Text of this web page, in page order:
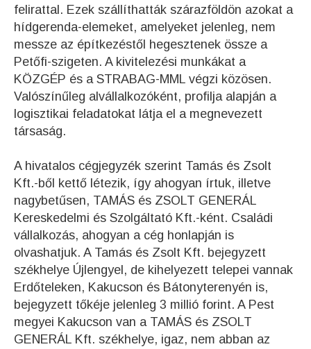
felirattal. Ezek szállíthatták szárazföldön azokat a
hídgerenda-elemeket, amelyeket jelenleg, nem
messze az építkezéstől hegesztenek össze a
Petőfi-szigeten. A kivitelezési munkákat a
KÖZGÉP és a STRABAG-MML végzi közösen.
Valószínűleg alvállalkozóként, profilja alapján a
logisztikai feladatokat látja el a megnevezett
társaság.
A hivatalos cégjegyzék szerint Tamás és Zsolt
Kft.-ből kettő létezik, így ahogyan írtuk, illetve
nagybetűsen, TAMÁS és ZSOLT GENERÁL
Kereskedelmi és Szolgáltató Kft.-ként. Családi
vállalkozás, ahogyan a cég honlapján is
olvashatjuk. A Tamás és Zsolt Kft. bejegyzett
székhelye Újlengyel, de kihelyezett telepei vannak
Erdőteleken, Kakucson és Bátonyterenyén is,
bejegyzett tőkéje jelenleg 3 millió forint. A Pest
megyei Kakucson van a TAMÁS és ZSOLT
GENERÁL Kft. székhelye, igaz, nem abban az